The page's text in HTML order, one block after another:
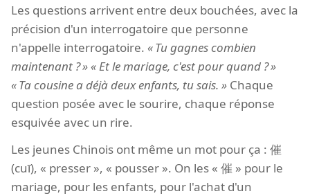
Les questions arrivent entre deux bouchées, avec la
précision d'un interrogatoire que personne
n'appelle interrogatoire.
Tu gagnes combien
maintenant ?
Et le mariage, c'est pour quand ?
Ta cousine a déjà deux enfants, tu sais. Chaque
question posée avec le sourire, chaque réponse
esquivée avec un rire.
Les jeunes Chinois ont même un mot pour ça : 催
(cuī), « presser », « pousser ». On les « 催 » pour le
mariage, pour les enfants, pour l'achat d'un